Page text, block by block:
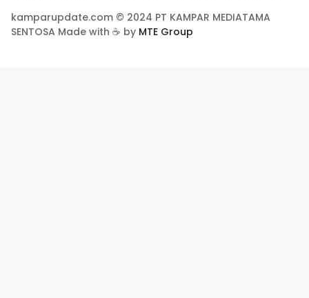
kamparupdate.com © 2024 PT KAMPAR MEDIATAMA
SENTOSA Made with ☕ by MTE Group